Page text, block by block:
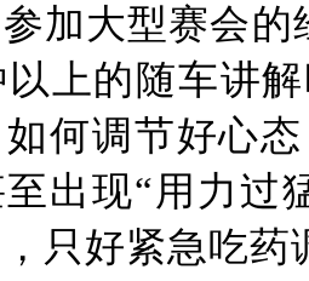
加大型赛会
上的随车讲
何调节好心
出现“用力过
只好紧急吃药